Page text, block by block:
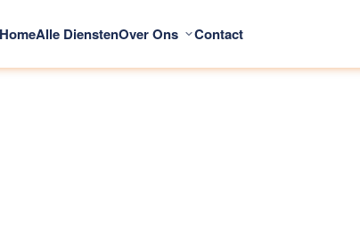
HomeAlle DienstenOver Ons Contact